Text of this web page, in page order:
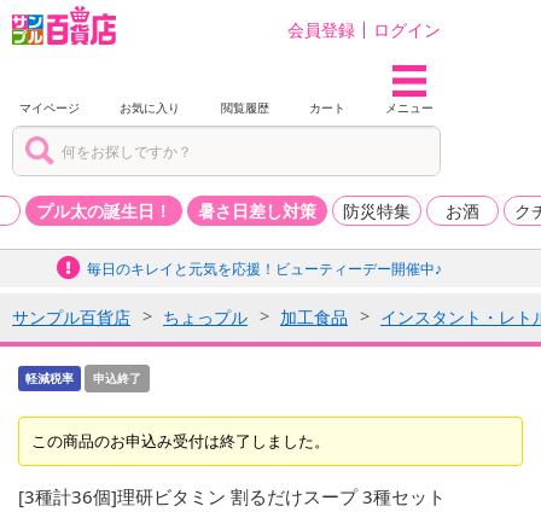
会員登録 ログイン
マイページ お気に入り 閲覧履歴 カート メニュー
プル太の誕生日！ 暑さ日差し対策 防災特集 お酒 ク
毎日のキレイと元気を応援！ビューティーデー開催中♪
サンプル百貨店 ちょっプル 加工食品 インスタント・レト
軽減税率 申込終了
この商品のお申込み受付は終了しました。
[3種計36個]理研ビタミン 割るだけスープ 3種セット